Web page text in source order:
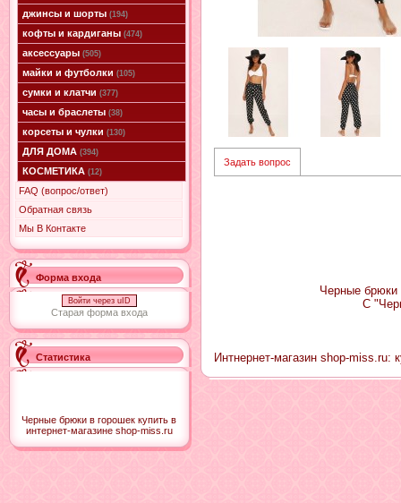
джинсы и шорты (194)
кофты и кардиганы (474)
аксессуары (505)
майки и футболки (105)
сумки и клатчи (377)
часы и браслеты (38)
корсеты и чулки (130)
ДЛЯ ДОМА (394)
КОСМЕТИКА (12)
FAQ (вопрос/ответ)
Обратная связь
Мы В Контакте
Форма входа
Войти через uID
Старая форма входа
Статистика
Черные брюки в горошек купить в
интернет-магазине shop-miss.ru
Задать вопрос
Черные брюки
С
Интнернет-магазин shop-